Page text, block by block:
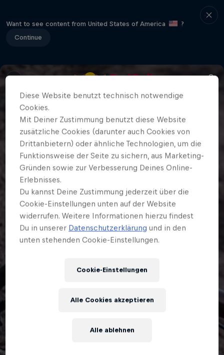
Want to see content from United States of America
?
Continue
Diese Website benutzt technisch notwendige
Cookies.
Mit Deiner Zustimmung benutzt diese Website
zusätzliche Cookies (darunter auch Cookies von
Drittanbietern) oder ähnliche Technologien, um die
Funktionsweise der Seite zu sichern, aus Marketing-
Gründen sowie zur Verbesserung Deines Online-
Erlebnisses.
Du kannst Deine Zustimmung jederzeit über die
Cookie-Einstellungen unten auf der Website
widerrufen. Weitere Informationen hierzu findest
Du in unserer Datenschutzerklärung und in den
unten stehenden Cookie-Einstellungen.
Cookie-Einstellungen
Alle ablehnen
Alle Cookies akzeptieren